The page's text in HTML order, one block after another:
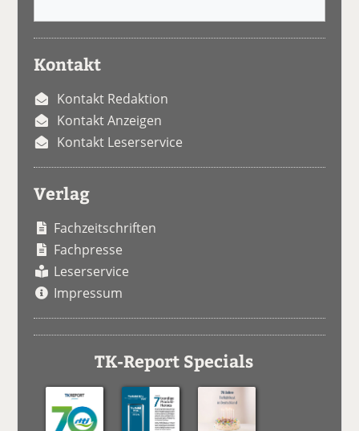
Kontakt
Kontakt Redaktion
Kontakt Anzeigen
Kontakt Leserservice
Verlag
Fachzeitschriften
Fachpresse
Leserservice
Impressum
TK-Report Specials